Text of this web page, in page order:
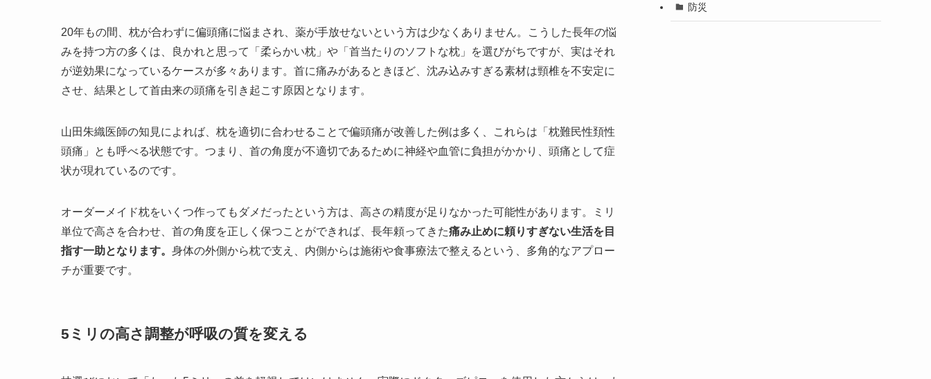
20年もの間、枕が合わずに偏頭痛に悩まされ、薬が手放せないという方は少なくありません。こうした長年の悩
みを持つ方の多くは、良かれと思って「柔らかい枕」や「首当たりのソフトな枕」を選びがちですが、実はそれ
が逆効果になっているケースが多々あります。首に痛みがあるときほど、沈み込みすぎる素材は頸椎を不安定に
させ、結果として首由来の頭痛を引き起こす原因となります。
山田朱織医師の知見によれば、枕を適切に合わせることで偏頭痛が改善した例は多く、これらは「枕難民性頚性
頭痛」とも呼べる状態です。つまり、首の角度が不適切であるために神経や血管に負担がかかり、頭痛として症
状が現れているのです。
オーダーメイド枕をいくつ作ってもダメだったという方は、高さの精度が足りなかった可能性があります。ミリ
単位で高さを合わせ、首の角度を正しく保つことができれば、長年頼ってきた痛み止めに頼りすぎない生活を目
指す一助となります。 身体の外側から枕で支え、内側からは施術や食事療法で整えるという、多角的なアプロー
チが重要です。
5ミリの高さ調整が呼吸の質を変える
防災